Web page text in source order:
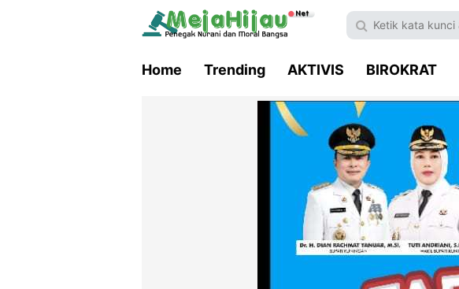
Home Trending AKTIVIS BIROKRAT